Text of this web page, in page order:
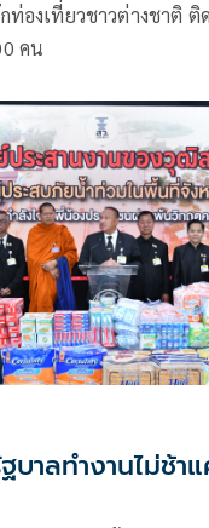
ท่องเที่ยวชาวต่างชาติ
คน
บาลทำงานไม่ช้า